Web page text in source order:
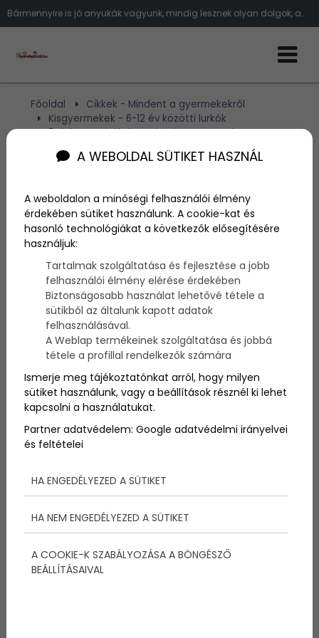
Bármennyire is jó anyukák vagyunk, mindig lesznek olyan dolgok, amit visszavethetik a gyerek fejlődését – sokszor nem is tudunk
Főoldal
Cikkek - Mindent a gyermekekről
Kisgyermekek - 6-12 év közötti lurkók
5 dolog, amitől sikertelen lesz a gyerek
lesz a gyerek
Szerző:admin
2014. május 15.
Bármennyire is jó anyukák vagyunk, mindig
lesznek olyan dolgok, amit visszavethetik a gyerek
fejlődését – sokszor nem is tudunk róla, de olyan
apró dolgok is, mint a túlzott tévénézés – káros
lehet a gyerek számára. Nem azért, mert romlik a
szeme, hanem mert ellustul, beszűkül a látótere és
még a fantáziája sem fejlődik. Az alábbi cikkben 5
dolgot gyűjtöttünk össze, amelyre érdemes
nagyon odafigyelni, ha nem akarod, hogy
gyermeked sikertelen legyen:
A WEBOLDAL SÜTIKET HASZNÁL
A weboldalon a minőségi felhasználói élmény
érdekében sütiket használunk. A cookie-kat és
hasonló technológiákat a következők elősegítésére
használjuk:
Tartalmak szolgáltatása és fejlesztése a jobb
felhasználói élmény elérése érdekében
Biztonságosabb használat lehetővé tétele a
sütikből az általunk kapott adatok
felhasználásával.
A Weblap termékeinek szolgáltatása és jobbá
tétele a profillal rendelkezők számára
Ismerje meg tájékoztatónkat arról, hogy milyen
sütiket használunk, vagy a beállítások résznél ki lehet
kapcsolni a használatukat.
Partner adatvédelem: Google adatvédelmi irányelvei
és feltételei
HA ENGEDÉLYEZED A SÜTIKET
HA NEM ENGEDÉLYEZED A SÜTIKET
A COOKIE-K SZABÁLYOZÁSA A BÖNGÉSZŐ
BEÁLLÍTÁSAIVAL